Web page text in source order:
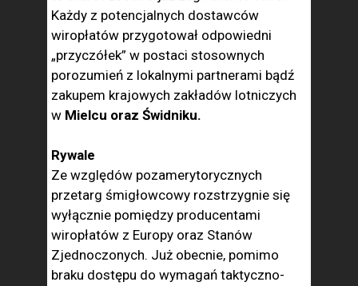
Każdy z potencjalnych dostawców
wiropłatów przygotował odpowiedni
„przyczółek” w postaci stosownych
porozumień z lokalnymi partnerami bądź
zakupem krajowych zakładów lotniczych
w Mielcu oraz Świdniku.
Rywale
Ze względów pozamerytorycznych
przetarg śmigłowcowy rozstrzygnie się
wyłącznie pomiędzy producentami
wiropłatów z Europy oraz Stanów
Zjednoczonych. Już obecnie, pomimo
braku dostępu do wymagań taktyczno-